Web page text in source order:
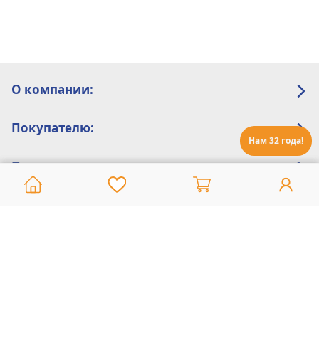
Нам 32 года!
О компании:
Покупателю:
Помощь: